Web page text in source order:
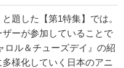
題した【第1特集】では。
ーが参加していることで
ロル＆チューズデイ』の紹
様化していく日本のアニ